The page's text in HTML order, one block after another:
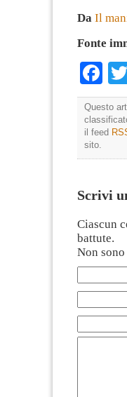
Da Il
Fonte
Questo
il feed
sito.
Scrivi
Ciascun
battute.
Non